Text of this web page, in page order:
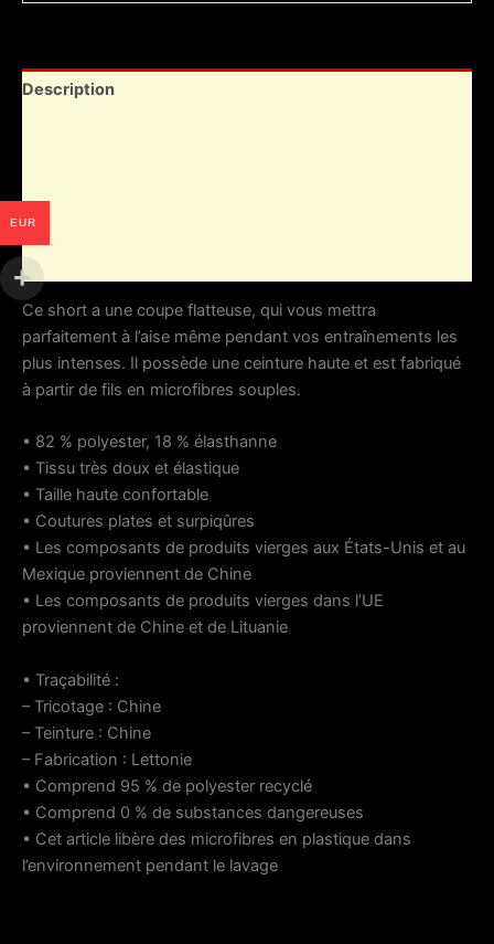
Description
Vendor Info
Ce short a une coupe flatteuse, qui vous mettra
parfaitement à l’aise même pendant vos entraînements les
plus intenses. Il possède une ceinture haute et est fabriqué
à partir de fils en microfibres souples.
• 82 % polyester, 18 % élasthanne
• Tissu très doux et élastique
• Taille haute confortable
• Coutures plates et surpiqûres
• Les composants de produits vierges aux États-Unis et au
Mexique proviennent de Chine
• Les composants de produits vierges dans l’UE
proviennent de Chine et de Lituanie
• Traçabilité :
– Tricotage : Chine
– Teinture : Chine
– Fabrication : Lettonie
• Comprend 95 % de polyester recyclé
• Comprend 0 % de substances dangereuses
• Cet article libère des microfibres en plastique dans
l’environnement pendant le lavage
EUR